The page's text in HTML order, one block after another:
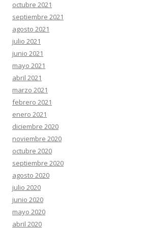
octubre 2021
septiembre 2021
agosto 2021
julio 2021
junio 2021
mayo 2021
abril 2021
marzo 2021
febrero 2021
enero 2021
diciembre 2020
noviembre 2020
octubre 2020
septiembre 2020
agosto 2020
julio 2020
junio 2020
mayo 2020
abril 2020